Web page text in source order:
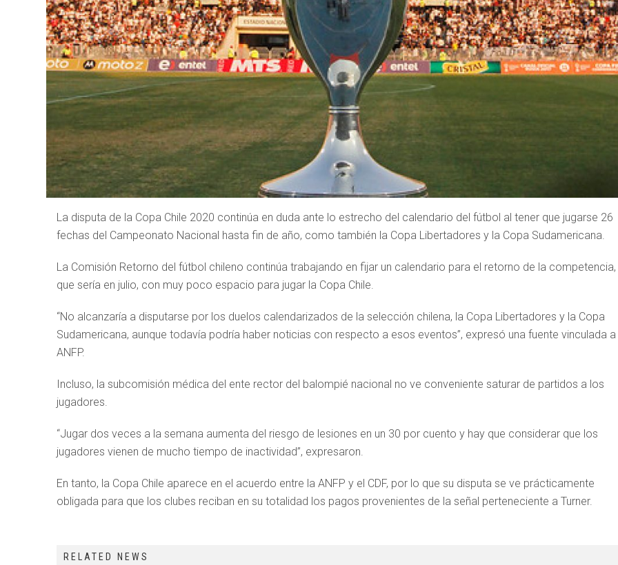
La disputa de la Copa Chile 2020 continúa en duda ante lo estrecho del calendario del fútbol al tener que jugarse 26
fechas del Campeonato Nacional hasta fin de año, como también la Copa Libertadores y la Copa Sudamericana.
La Comisión Retorno del fútbol chileno continúa trabajando en fijar un calendario para el retorno de la competencia,
que sería en julio, con muy poco espacio para jugar la Copa Chile.
“No alcanzaría a disputarse por los duelos calendarizados de la selección chilena, la Copa Libertadores y la Copa
Sudamericana, aunque todavía podría haber noticias con respecto a esos eventos”, expresó una fuente vinculada a
ANFP.
Incluso, la subcomisión médica del ente rector del balompié nacional no ve conveniente saturar de partidos a los
jugadores.
“Jugar dos veces a la semana aumenta del riesgo de lesiones en un 30 por cuento y hay que considerar que los
jugadores vienen de mucho tiempo de inactividad”, expresaron.
En tanto, la Copa Chile aparece en el acuerdo entre la ANFP y el CDF, por lo que su disputa se ve prácticamente
obligada para que los clubes reciban en su totalidad los pagos provenientes de la señal perteneciente a Turner.
RELATED NEWS